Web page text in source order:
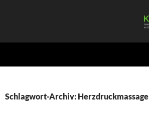
Schlagwort-Archiv: Herzdruckmassage